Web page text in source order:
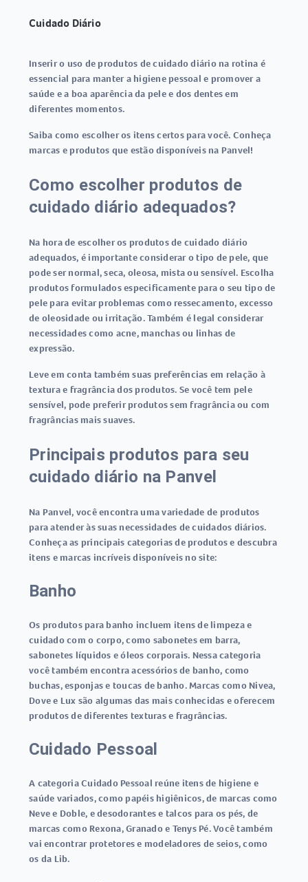
Cuidado Diário
Inserir o uso de produtos de cuidado diário na rotina é
essencial para manter a higiene pessoal e promover a
saúde e a boa aparência da pele e dos dentes em
diferentes momentos.
Saiba como escolher os itens certos para você. Conheça
marcas e produtos que estão disponíveis na Panvel!
Como escolher produtos de
cuidado diário adequados?
Na hora de escolher os produtos de cuidado diário
adequados, é importante considerar o tipo de pele, que
pode ser normal, seca, oleosa, mista ou sensível. Escolha
produtos formulados especificamente para o seu tipo de
pele para evitar problemas como ressecamento, excesso
de oleosidade ou irritação. Também é legal considerar
necessidades como acne, manchas ou linhas de
expressão.
Leve em conta também suas preferências em relação à
textura e fragrância dos produtos. Se você tem pele
sensível, pode preferir produtos sem fragrância ou com
fragrâncias mais suaves.
Principais produtos para seu
cuidado diário na Panvel
Na Panvel, você encontra uma variedade de produtos
para atender às suas necessidades de cuidados diários.
Conheça as principais categorias de produtos e descubra
itens e marcas incríveis disponíveis no site:
Banho
Os produtos para banho incluem itens de limpeza e
cuidado com o corpo, como sabonetes em barra,
sabonetes líquidos e óleos corporais. Nessa categoria
você também encontra acessórios de banho, como
buchas, esponjas e toucas de banho. Marcas como Nivea,
Dove e Lux são algumas das mais conhecidas e oferecem
produtos de diferentes texturas e fragrâncias.
Cuidado Pessoal
A categoria Cuidado Pessoal reúne itens de higiene e
saúde variados, como papéis higiênicos, de marcas como
Neve e Doble, e desodorantes e talcos para os pés, de
marcas como Rexona, Granado e Tenys Pé. Você também
vai encontrar protetores e modeladores de seios, como
os da Lib.